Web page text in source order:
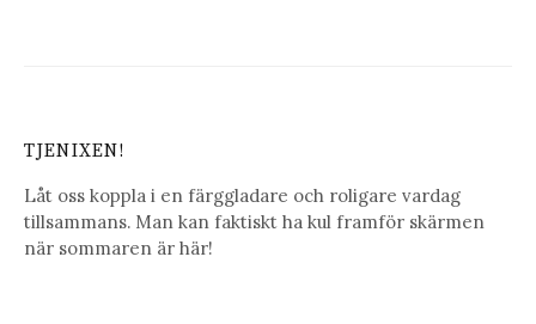
TJENIXEN!
Låt oss koppla i en färggladare och roligare vardag
tillsammans. Man kan faktiskt ha kul framför skärmen
när sommaren är här!